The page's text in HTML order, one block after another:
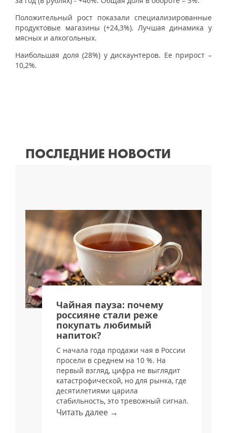
Положительный рост показали специализированные
продуктовые магазины (+24,3%). Лучшая динамика у
мясных и алкогольных.
Наибольшая доля (28%) у дискаунтеров. Ее прирост –
10,2%.
ПОСЛЕДНИЕ НОВОСТИ
Чайная пауза: почему
россияне стали реже
покупать любимый
напиток?
С начала года продажи чая в России
просели в среднем на 10 %. На
первый взгляд, цифра не выглядит
катастрофической, но для рынка, где
десятилетиями царила
стабильность, это тревожный сигнал.
Читать далее →